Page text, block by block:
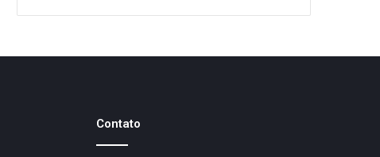
Contato